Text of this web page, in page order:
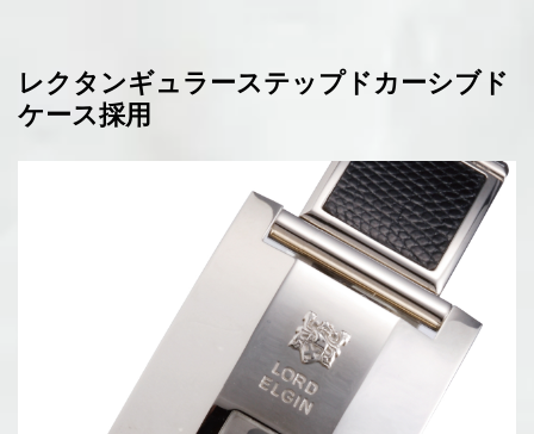
レクタンギュラーステップドカーシブド
ケース採用